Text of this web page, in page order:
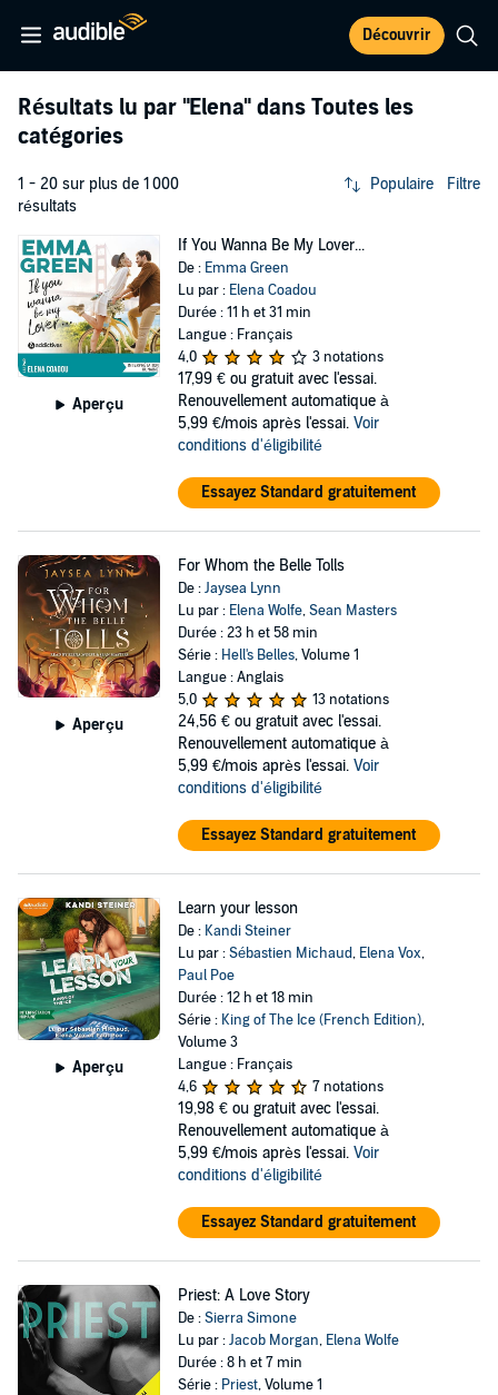
Découvrir
Résultats lu par "Elena" dans Toutes les
catégories
1 - 20 sur plus de 1 000
résultats
Populaire Filtre
Aperçu
If You Wanna Be My Lover...
De : Emma Green
Lu par : Elena Coadou
Durée : 11 h et 31 min
Langue : Français
4,0
3 notations
17,99 € ou gratuit avec l'essai.
Renouvellement automatique à
5,99 €/mois après l'essai. Voir
conditions d'éligibilité
Essayez Standard gratuitement
Aperçu
For Whom the Belle Tolls
De :Jaysea Lynn
Lu par : Elena Wolfe,Sean Masters
Durée : 23 h et 58 min
Série : Hell's Belles, Volume 1
Langue : Anglais
5,0
13 notations
24,56 € ou gratuit avec l'essai.
Renouvellement automatique à
5,99 €/mois après l'essai. Voir
conditions d'éligibilité
Essayez Standard gratuitement
Aperçu
Learn your lesson
De : Kandi Steiner
Lu par :Sébastien Michaud, Elena Vox,
Paul Poe
Durée : 12 h et 18 min
Série : King of The Ice (French Edition),
Volume 3
Langue : Français
4,6
7 notations
19,98 € ou gratuit avec l'essai.
Renouvellement automatique à
5,99 €/mois après l'essai. Voir
conditions d'éligibilité
Essayez Standard gratuitement
Priest: A Love Story
De :Sierra Simone
Lu par :Jacob Morgan, Elena Wolfe
Durée : 8 h et 7 min
Série : Priest, Volume 1